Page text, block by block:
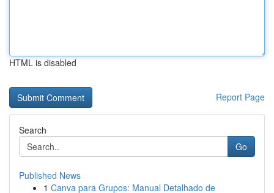
HTML is disabled
Report Page
Search
Go
Published News
1 Canva para Grupos: Manual Detalhado de